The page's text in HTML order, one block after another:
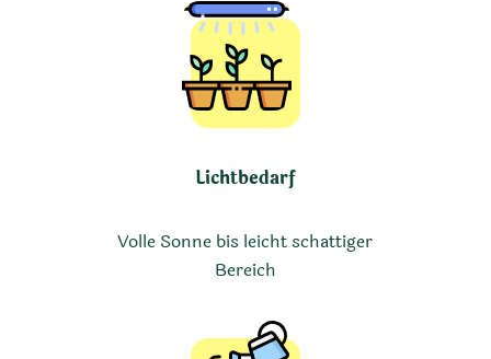
Lichtbedarf
Volle Sonne bis leicht schattiger
Bereich